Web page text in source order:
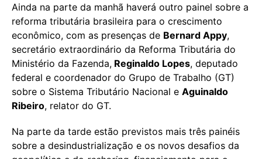
Ainda na parte da manhã haverá outro painel sobre a
reforma tributária brasileira para o crescimento
econômico, com as presenças de Bernard Appy,
secretário extraordinário da Reforma Tributária do
Ministério da Fazenda, Reginaldo Lopes, deputado
federal e coordenador do Grupo de Trabalho (GT)
sobre o Sistema Tributário Nacional e Aguinaldo
Ribeiro, relator do GT.
Na parte da tarde estão previstos mais três painéis
sobre a desindustrialização e os novos desafios da